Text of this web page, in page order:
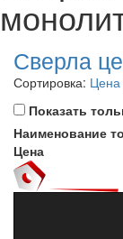
Сверла
Сортировка:
Показать
Наименование
Цена